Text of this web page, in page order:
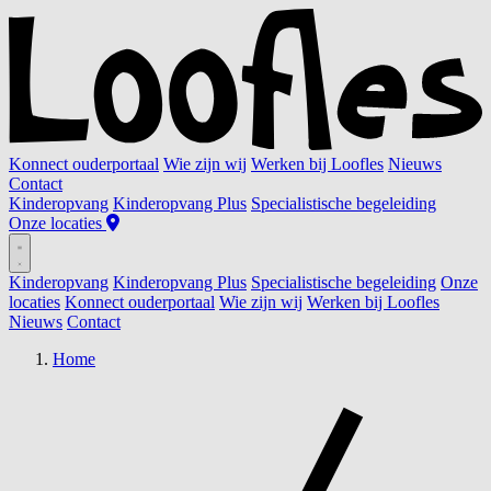
Konnect ouderportaal Wie zijn wij Werken bij Loofles Nieuws
Contact
Kinderopvang Kinderopvang Plus Specialistische begeleiding
Onze locaties
Kinderopvang Kinderopvang Plus Specialistische begeleiding Onze
locaties Konnect ouderportaal Wie zijn wij Werken bij Loofles
Nieuws Contact
Home